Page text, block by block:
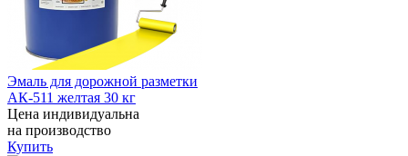
Эмаль для дорожной разметки
АК-511 желтая 30 кг
Цена индивидуальна
на производство
Купить